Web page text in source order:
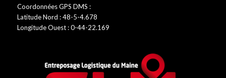
Coordonnées GPS DMS :
Latitude Nord : 48-5-4.678
Longitude Ouest : 0-44-22.169